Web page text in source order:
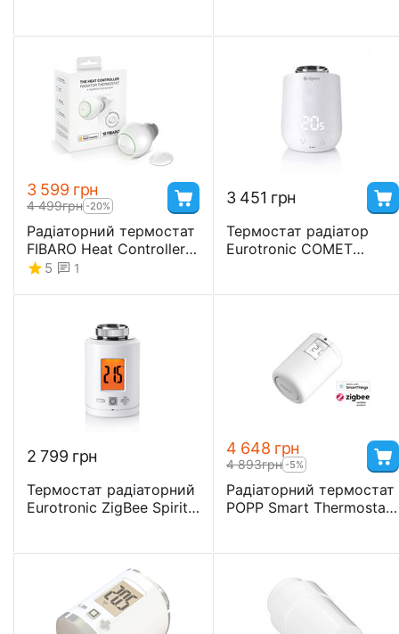
3 599 грн
4 499грн -20%
Радіаторний термостат
FIBARO Heat Controller
Starter Pack для Apple
5 1
3 451 грн
Термостат радіатор
Eurotronic COMET
2 799 грн
Термостат радіаторний
Eurotronic ZigBee Spirit -
4 648 грн
4 893грн -5%
Радіаторний термостат
POPP Smart Thermostat